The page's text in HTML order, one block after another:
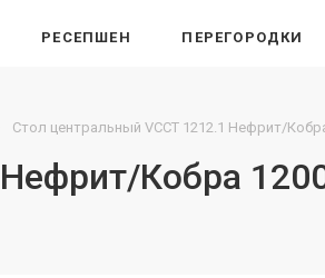
РЕСЕПШЕН ПЕРЕГОРОДКИ
Стол центральный VCCT 1212.1 Нефрит/
Кобра